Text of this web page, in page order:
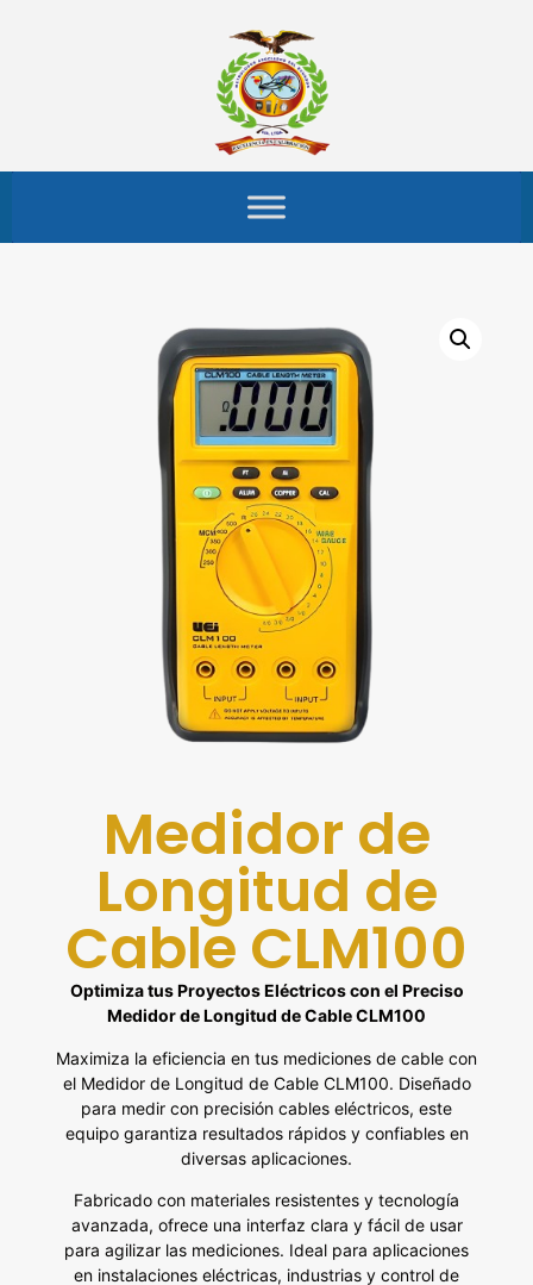
Medidor de
Longitud de
Cable CLM100
Optimiza tus Proyectos Eléctricos con el Preciso
Medidor de Longitud de Cable CLM100
Maximiza la eficiencia en tus mediciones de cable con
el Medidor de Longitud de Cable CLM100. Diseñado
para medir con precisión cables eléctricos, este
equipo garantiza resultados rápidos y confiables en
diversas aplicaciones.
Fabricado con materiales resistentes y tecnología
avanzada, ofrece una interfaz clara y fácil de usar
para agilizar las mediciones. Ideal para aplicaciones
en instalaciones eléctricas, industrias y control de